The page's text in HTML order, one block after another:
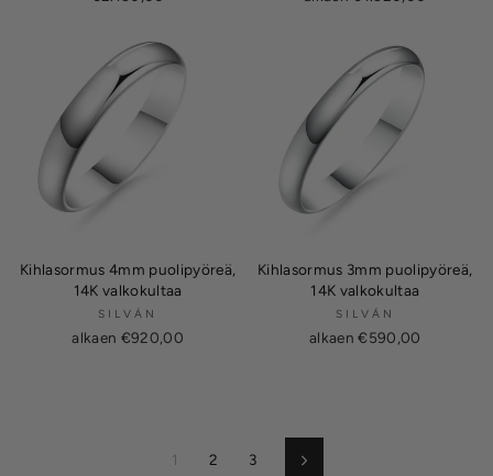
Kihlasormus 4mm puolipyöreä,
14K valkokultaa
SILVÁN
alkaen €920,00
Kihlasormus 3mm puolipyöreä,
14K valkokultaa
SILVÁN
alkaen €590,00
1 2 3 Seuraava